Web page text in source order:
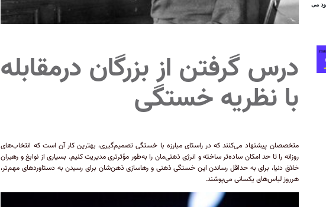
می
درس گرفتن از بزرگان درمقابله
با نظریه خستگی
متخصصان پیشنهاد می‌کنند که در راستای مبارزه با خستگی تصمیم‌گیری، بهترین کار آن است که انتخاب‌های
روزانه را تا حد امکان ساده‌تر ساخته و انرژی ذهنی‌مان را به‌طور مؤثرتری مدیریت کنیم. بسیاری از نوابغ و رهبران
خلاق دنیا، برای به حداقل رساندن این خستگی ذهنی و رهاسازی ذهن‌شان برای رسیدن به دستاوردهای مهم‌تر،
هرروز لباس‌های یکسانی می‌پوشند.